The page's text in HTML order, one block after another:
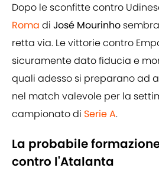
Dopo le sconfitte contro
Roma di José Mourinho
retta via. Le vittorie contro
sicuramente dato fiducia e
quali adesso si preparano ad
nel match valevole per la
campionato di Serie A.
La probabile
contro l'Atalanta